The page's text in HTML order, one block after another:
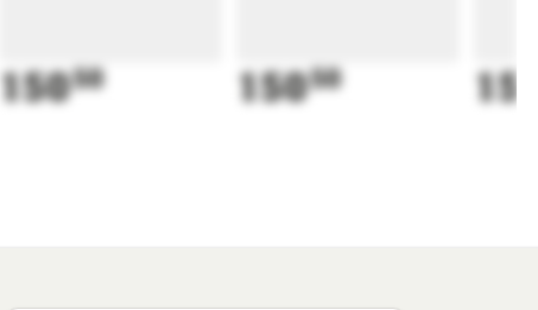
15050 15050